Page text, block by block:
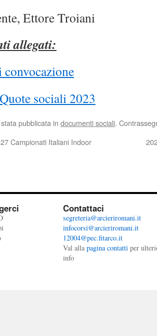
Ettore Troiani
allegati:
sociali 2023
pubblicata in documenti sociali.
Campionati Italiani Indoor
Contattaci
segreteria@arcieriromani.it
infocorsi@arcieriromani.it
12004@pec.fitarco.it
Val alla pagina contatti per
info